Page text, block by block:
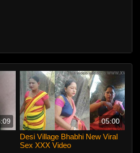
05:00
Desi Village Bhabhi New Viral
Sex XXX Video